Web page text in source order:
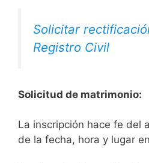
Solicitar
Registro Civil
Solicitud de matrimonio:
La inscripción hace fe del
de la fecha, hora y lugar